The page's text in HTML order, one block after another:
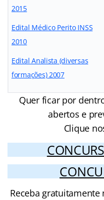
2015
Edital Médico Perito INSS
2010
Edital Analista (diversas
formações) 2007
Quer ficar por
abertos e
Clique
Receba